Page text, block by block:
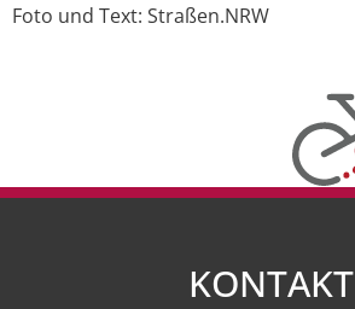
Foto und Text: Straßen.NRW
KONTAKT